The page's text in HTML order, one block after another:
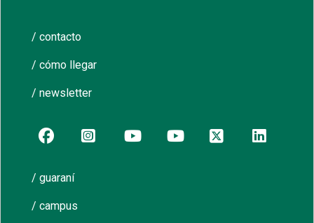
/ contacto
/ cómo llegar
/ newsletter
/ guaraní
/ campus